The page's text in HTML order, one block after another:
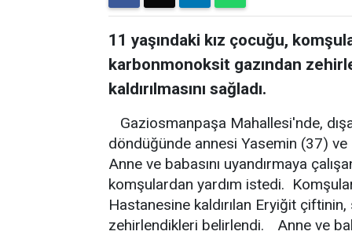
11 yaşındaki kız çocuğu,
karbonmonoksit gazından
kaldırılmasını sağladı.
Gaziosmanpaşa Mahallesi'nde,
döndüğünde annesi Yasemin (37)
Anne ve babasını uyandırmaya
komşulardan yardım istedi.
Hastanesine kaldırılan Eryiğit
zehirlendikleri belirlendi. Anne ve